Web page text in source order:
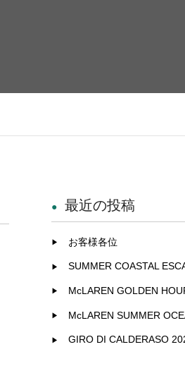
最近の投稿
お客様各位
SUMMER COASTAL ESCAPE with
McLAREN GOLDEN HOURS Night drive
McLAREN SUMMER OCEAN DRIVE EXCLUSIVE
GIRO DI CALDERASO